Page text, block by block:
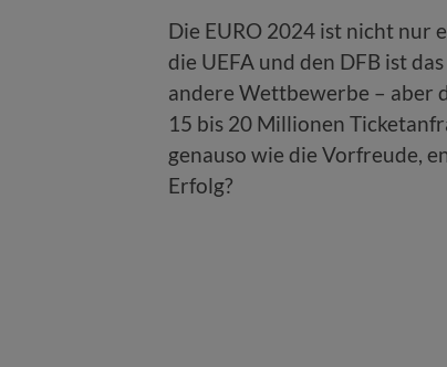
Die EURO 2024 ist nicht nur
die UEFA und den DFB ist
andere Wettbewerbe – aber
15 bis 20 Millionen
genauso wie die Vorfreude,
Erfolg?